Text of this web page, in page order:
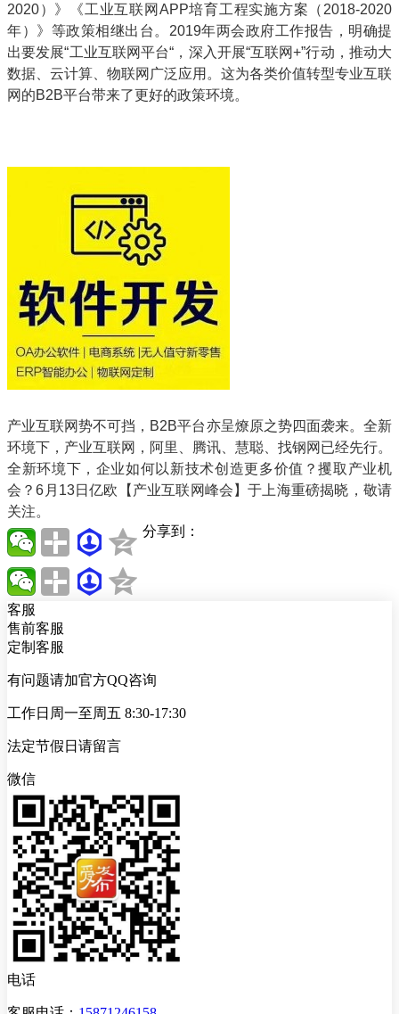
2020）》《工业互联网APP培育工程实施方案（2018-2020
年）》等政策相继出台。2019年两会政府工作报告，明确提
出要发展“工业互联网平台“，深入开展“互联网+”行动，推动大
数据、云计算、物联网广泛应用。这为各类价值转型专业互联
网的B2B平台带来了更好的政策环境。
产业互联网势不可挡，B2B平台亦呈燎原之势四面袭来。全新
环境下，产业互联网，阿里、腾讯、慧聪、找钢网已经先行。
全新环境下，企业如何以新技术创造更多价值？攫取产业机
会？6月13日亿欧【产业互联网峰会】于上海重磅揭晓，敬请
关注。
分享到：
客服
售前客服
定制客服
有问题请加官方QQ咨询
工作日周一至周五 8:30-17:30
法定节假日请留言
微信
电话